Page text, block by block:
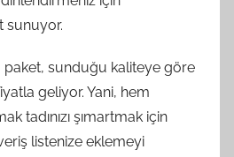
sunuyor.
paket, sunduğu kaliteye göre
geliyor. Yani, hem
tadınızı şımartmak için
listenize eklemeyi